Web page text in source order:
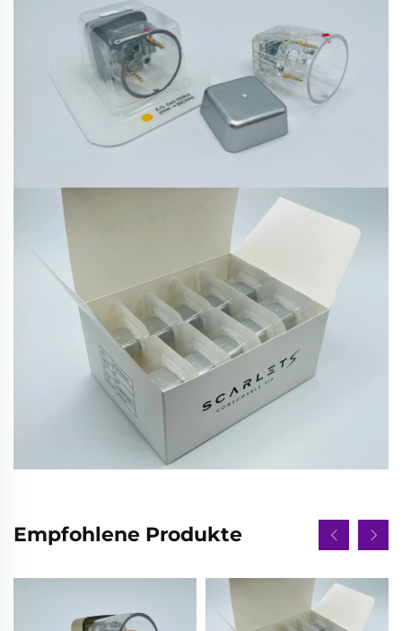
Empfohlene Produkte